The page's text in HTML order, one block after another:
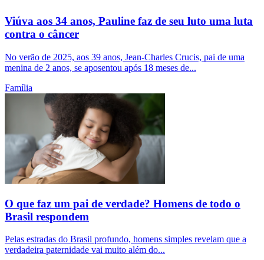
Viúva aos 34 anos, Pauline faz de seu luto uma luta
contra o câncer
No verão de 2025, aos 39 anos, Jean-Charles Crucis, pai de uma
menina de 2 anos, se aposentou após 18 meses de...
Família
O que faz um pai de verdade? Homens de todo o
Brasil respondem
Pelas estradas do Brasil profundo, homens simples revelam que a
verdadeira paternidade vai muito além do...